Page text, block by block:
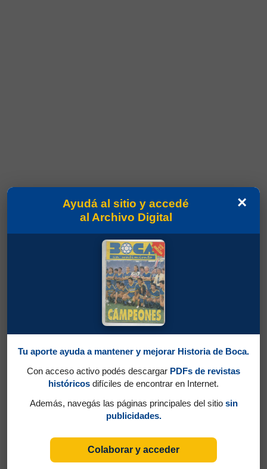
×
Ayudá al sitio y accedé
al Archivo Digital
Tu aporte ayuda a mantener y mejorar Historia de Boca.
Con acceso activo podés descargar PDFs de revistas
históricos difíciles de encontrar en Internet.
Además, navegás las páginas principales del sitio sin
publicidades.
Colaborar y acceder